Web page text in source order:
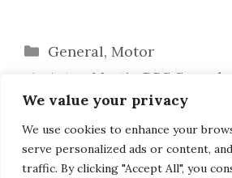
We value your privacy
We use cookies to enhance your
serve personalized ads or content,
traffic. By clicking "Accept All", you
Categorías
General, Motor
Aston Martin DBS
Rival del BMW M8 Convertible
La planta de BMW en
bienvenida a miles de nuevos